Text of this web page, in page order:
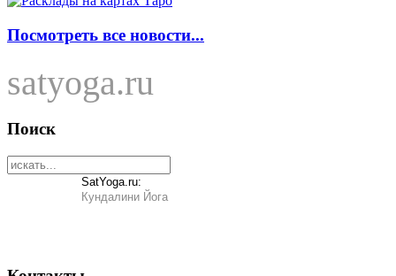
Посмотреть все новости...
satyoga.ru
Поиск
SatYoga.ru:
Кундалини Йога